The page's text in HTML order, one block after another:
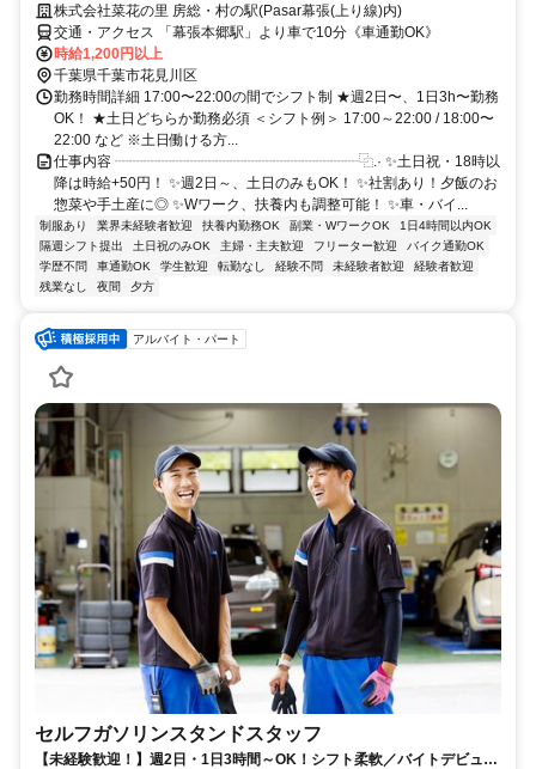
株式会社菜花の里 房総・村の駅(Pasar幕張(上り線)内)
交通・アクセス 「幕張本郷駅」より車で10分《車通勤OK》
時給1,200円以上
千葉県千葉市花見川区
勤務時間詳細 17:00〜22:00の間でシフト制 ★週2日〜、1日3h〜勤務
OK！ ★土日どちらか勤務必須 ＜シフト例＞ 17:00～22:00 / 18:00〜
22:00 など ※土日働ける方...
仕事内容 ┈┈┈┈┈┈┈┈┈┈┈┈┈┈┈┈┈⿻.· ✨土日祝・18時以
降は時給+50円！ ✨週2日～、土日のみもOK！ ✨社割あり！夕飯のお
惣菜や手土産に◎ ✨Wワーク、扶養内も調整可能！ ✨車・バイ...
制服あり 業界未経験者歓迎 扶養内勤務OK 副業・WワークOK
1日4時間以内OK
隔週シフト提出
土日祝のみOK 主婦・主夫歓迎 フリーター歓迎
バイク通勤OK
学歴不問
車通勤OK 学生歓迎 転勤なし 経験不問 未経験者歓迎
経験者歓迎
残業なし
夜間 夕方
アルバイト・パート
セルフガソリンスタンドスタッフ
【未経験歓迎！】週2日・1日3時間～OK！シフト柔軟／バイトデビュー